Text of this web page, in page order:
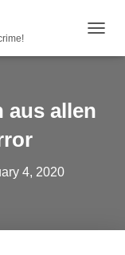
aus allen
4, 2020